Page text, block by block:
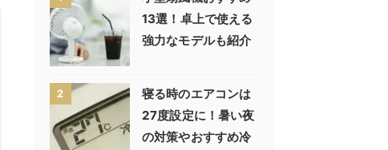
13選！卓上で使える
強力なモデルも紹介
2
寝る時のエアコンは
27度設定に！暑い夜
の対策やおすすめ冷